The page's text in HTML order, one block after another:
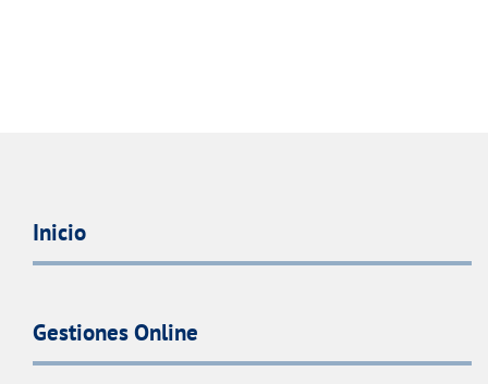
Inicio
Gestiones Online